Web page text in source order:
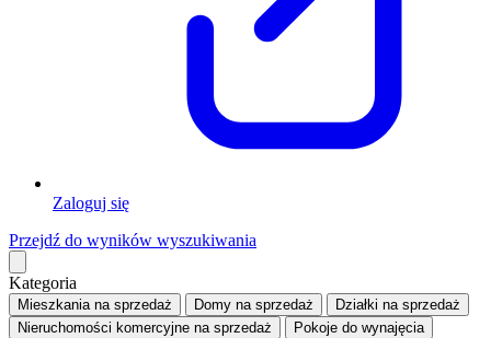
Zaloguj się
Przejdź do wyników wyszukiwania
Kategoria
Mieszkaniana sprzedaż Domy na sprzedaż Działki na sprzedaż
Nieruchomości komercyjne na sprzedaż Pokoje do wynajęcia